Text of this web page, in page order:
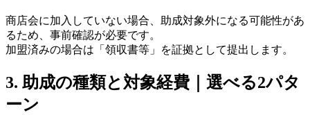
商店会に加入していない場合、助成対象外になる可能性があ
るため、事前確認が必要です。
加盟済みの場合は「領収書等」を証拠として提出します。
3. 助成の種類と対象経費｜選べる2パタ
ーン